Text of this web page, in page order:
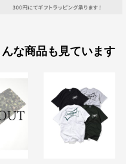
な商品も見ています